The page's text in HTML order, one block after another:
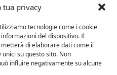
tua privacy
tecnologie come i cookie
del dispositivo. Il
di elaborare dati come il
su questo sito. Non
influire negativamente su alcune